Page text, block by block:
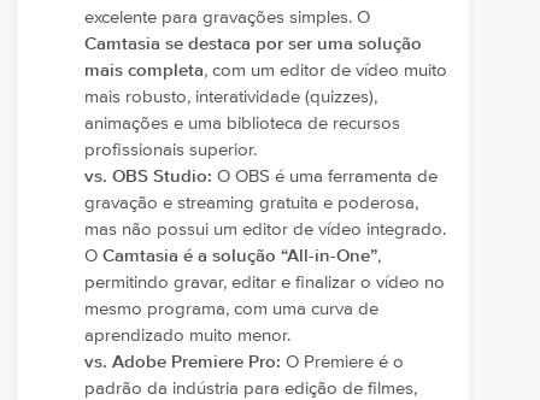
excelente para gravações simples. O
Camtasia se destaca por ser uma solução
mais completa, com um editor de vídeo muito
mais robusto, interatividade (quizzes),
animações e uma biblioteca de recursos
profissionais superior.
vs. OBS Studio: O OBS é uma ferramenta de
gravação e streaming gratuita e poderosa,
mas não possui um editor de vídeo integrado.
O Camtasia é a solução “All-in-One”,
permitindo gravar, editar e finalizar o vídeo no
mesmo programa, com uma curva de
aprendizado muito menor.
vs. Adobe Premiere Pro: O Premiere é o
padrão da indústria para edição de filmes,